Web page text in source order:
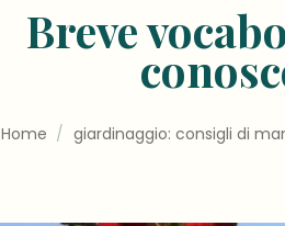
Breve
Home / giardinaggio: consigli di